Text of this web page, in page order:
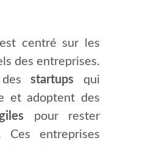
centré sur les
des entreprises.
desstartups qui
et adoptent des
pour rester
Ces entreprises